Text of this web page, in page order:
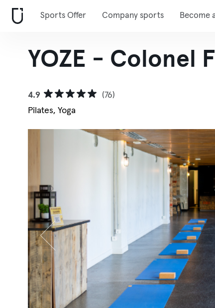
Sports Offer Company sports Become
YOZE - Colonel
4.9
(76)
Pilates, Yoga